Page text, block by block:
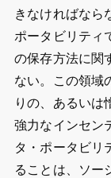
きなければなら
ポータビリティ
の保存方法に関
ない。この領域
りの、あるいは
強力なインセン
タ・ポータビリ
ることは、ソー